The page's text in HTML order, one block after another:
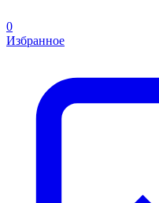
0
Избранное